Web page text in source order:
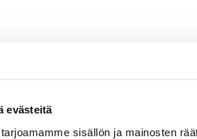
evästeitä
sisällön ja mainosten